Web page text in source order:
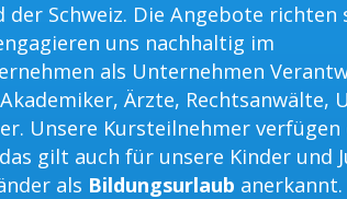
Schweiz. Die Angebote richten
uns nachhaltig im
als Unternehmen
Ärzte, Rechtsanwälte,
Unsere Kursteilnehmer
gilt auch für unsere Kinder und
als Bildungsurlaub